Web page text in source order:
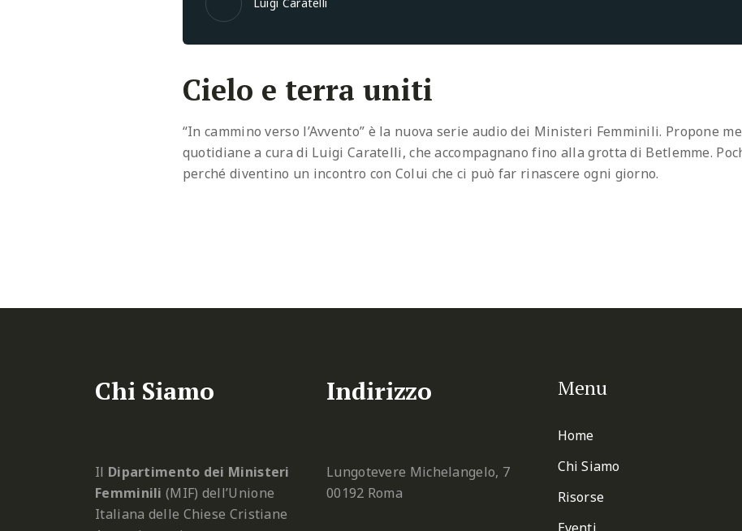
Cielo e terra uniti
“In cammino verso l’Avvento” è la nuova serie audio dei Ministeri Femminili. Propone
quotidiane a cura di Luigi Caratelli, che accompagnano fino alla grotta di Betlemme.
perché diventino un incontro con Colui che ci può far rinascere ogni giorno.
Chi Siamo
Il Dipartimento dei Ministeri
Femminili (MIF) dell’Unione
Italiana delle Chiese Cristiane
Indirizzo
Lungotevere Michelangelo, 7
00192 Roma
Menu
Home
Chi Siamo
Risorse